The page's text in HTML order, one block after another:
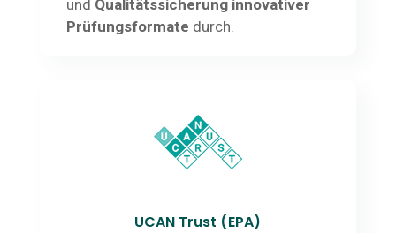
und Qualitätssicherung innovativer
Prüfungsformate durch.
UCAN Trust (EPA)